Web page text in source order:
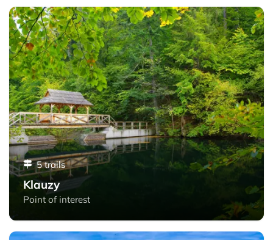
Klauzy - Slovak Paradise
5 trails
Klauzy
Point of interest
Sovia skala - Slovak Paradise